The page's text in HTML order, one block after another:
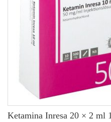
Ketamina Inresa 20 × 2 ml